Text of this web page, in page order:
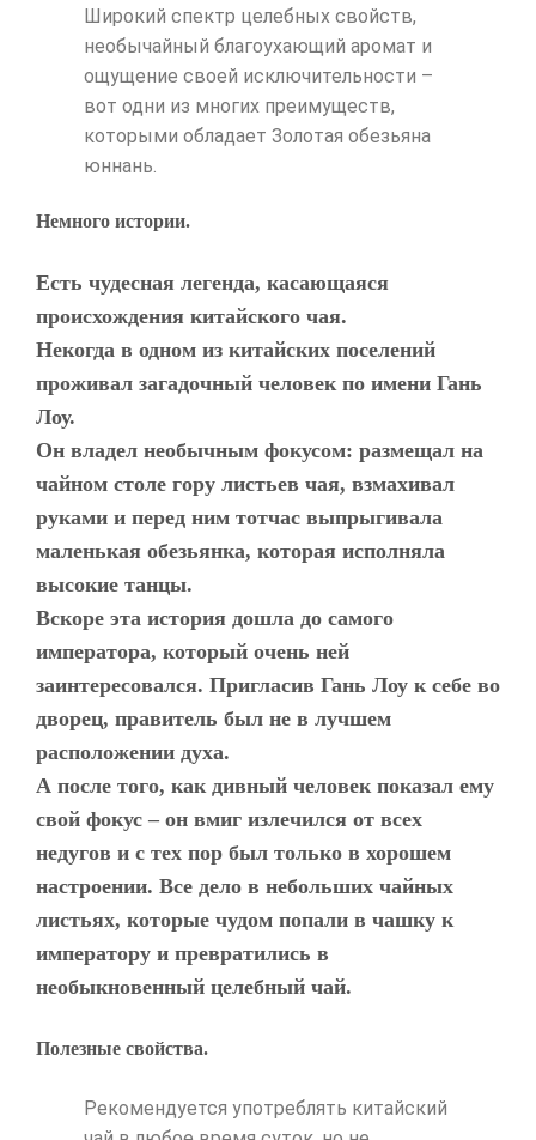
Широкий спектр целебных свойств,
необычайный благоухающий аромат и
ощущение своей исключительности –
вот одни из многих преимуществ,
которыми обладает Золотая обезьяна
юннань.
Немного истории.
Есть чудесная легенда, касающаяся
происхождения китайского чая.
Некогда в одном из китайских поселений
проживал загадочный человек по имени Гань
Лоу.
Он владел необычным фокусом: размещал на
чайном столе гору листьев чая, взмахивал
руками и перед ним тотчас выпрыгивала
маленькая обезьянка, которая исполняла
высокие танцы.
Вскоре эта история дошла до самого
императора, который очень ней
заинтересовался. Пригласив Гань Лоу к себе во
дворец, правитель был не в лучшем
расположении духа.
А после того, как дивный человек показал ему
свой фокус – он вмиг излечился от всех
недугов и с тех пор был только в хорошем
настроении. Все дело в небольших чайных
листьях, которые чудом попали в чашку к
императору и превратились в
необыкновенный целебный чай.
Полезные свойства.
Рекомендуется употреблять китайский